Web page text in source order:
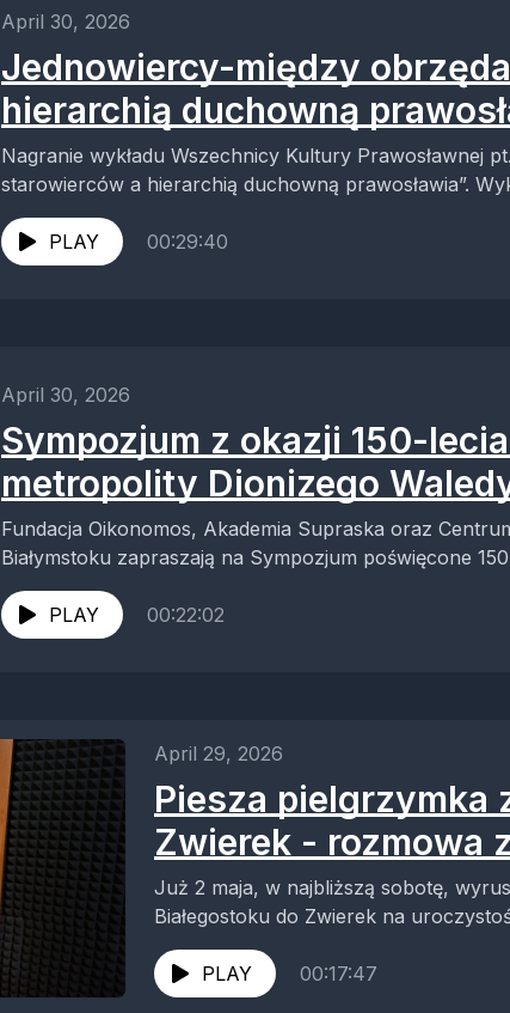
April 30, 2026
Jednowiercy-między
hierarchią duchowną
Nagranie wykładu Wszechnicy Kultury Prawosławnej
starowierców a hierarchią duchowną prawosławia”.
Wysoczyńska – teolog, filolog oraz...
PLAY
00:29:40
April 30, 2026
Sympozjum z okazji 150-
metropolity Dionizego
Fundacja Oikonomos, Akademia Supraska oraz
Białymstoku zapraszają na Sympozjum poświęcone
(Waledyńskiego) oraz Autokefalii Cerkwi w Polsce....
PLAY
00:22:02
April 29, 2026
Piesza pielgrzymka
Zwierek - rozmowa
Już 2 maja, w najbliższą sobotę,
Białegostoku do Zwierek na
Zabłudowskiego, patrona dzieci i
PLAY
00:17:47